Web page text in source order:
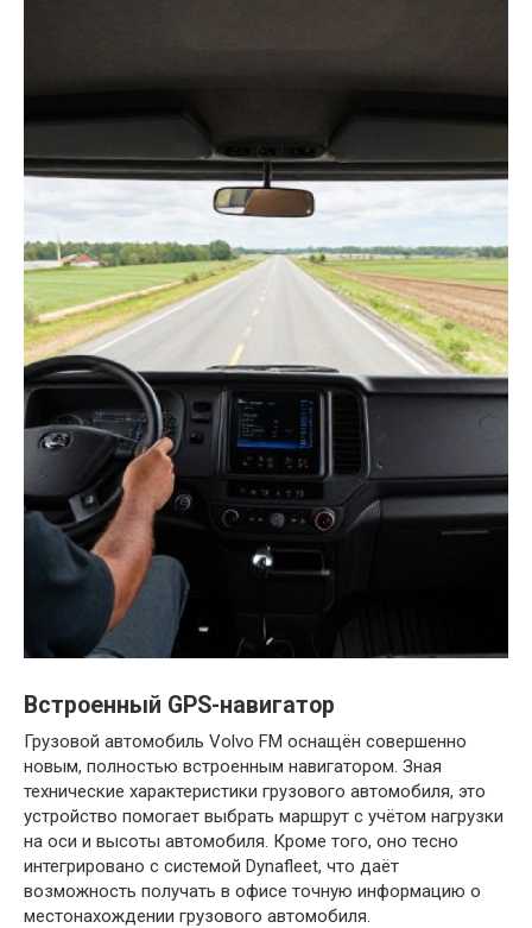
Встроенный GPS-навигатор
Грузовой автомобиль Volvo FM оснащён совершенно
новым, полностью встроенным навигатором. Зная
технические характеристики грузового автомобиля, это
устройство помогает выбрать маршрут с учётом нагрузки
на оси и высоты автомобиля. Кроме того, оно тесно
интегрировано с системой Dynafleet, что даёт
возможность получать в офисе точную информацию о
местонахождении грузового автомобиля.